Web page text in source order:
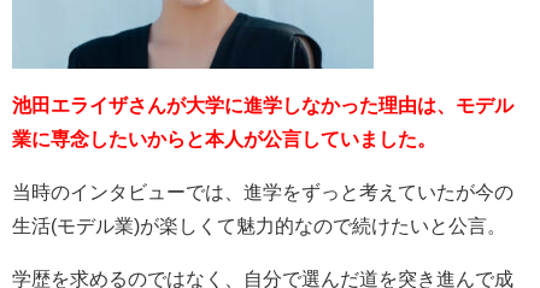
池田エライザさんが大学に進学しなかった理由は、モデル
業に専念したいからと本人が公言していました。
当時のインタビューでは、進学をずっと考えていたが今の
生活(モデル業)が楽しくて魅力的なので続けたいと公言。
学歴を求めるのではなく、自分で選んだ道を突き進んで成